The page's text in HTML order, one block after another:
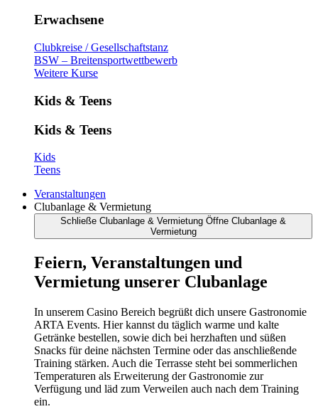
Erwachsene
Clubkreise / Gesellschaftstanz
BSW – Breitensportwettbewerb
Weitere Kurse
Kids & Teens
Kids & Teens
Kids
Teens
Veranstaltungen
Clubanlage & Vermietung
Schließe Clubanlage & Vermietung Öffne Clubanlage &
Vermietung
Feiern, Veranstaltungen und
Vermietung unserer Clubanlage
In unserem Casino Bereich begrüßt dich unsere Gastronomie
ARTA Events. Hier kannst du täglich warme und kalte
Getränke bestellen, sowie dich bei herzhaften und süßen
Snacks für deine nächsten Termine oder das anschließende
Training stärken. Auch die Terrasse steht bei sommerlichen
Temperaturen als Erweiterung der Gastronomie zur
Verfügung und läd zum Verweilen auch nach dem Training
ein.